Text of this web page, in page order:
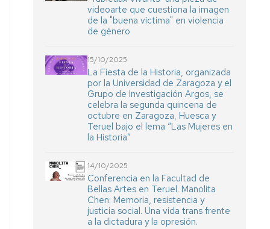
videoarte que cuestiona la imagen
de la "buena víctima" en violencia
de género
15/10/2025
La Fiesta de la Historia, organizada
por la Universidad de Zaragoza y el
Grupo de Investigación Argos, se
celebra la segunda quincena de
octubre en Zaragoza, Huesca y
Teruel bajo el lema “Las Mujeres en
la Historia”
14/10/2025
Conferencia en la Facultad de
Bellas Artes en Teruel. Manolita
Chen: Memoria, resistencia y
justicia social. Una vida trans frente
a la dictadura y la opresión.